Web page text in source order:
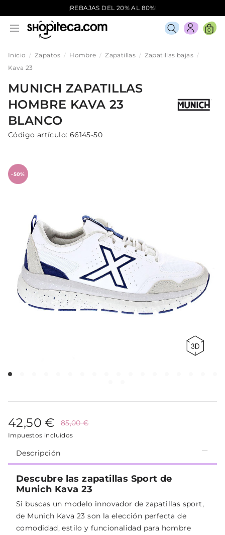
¡REBAJAS DEL 20% AL 80%!
0
Inicio Zapatos Hombre Zapatillas
Zapatillas bajas
Kava 23
MUNICH ZAPATILLAS
HOMBRE KAVA 23
BLANCO
Código artículo: 66145-50
-50%
42,50 € 85,00 €
Impuestos incluidos
Descripción
Descubre las zapatillas Sport de
Munich Kava 23
Si buscas un modelo innovador de zapatillas sport,
de Munich Kava 23 son la elección perfecta de
comodidad, estilo y funcionalidad para hombre